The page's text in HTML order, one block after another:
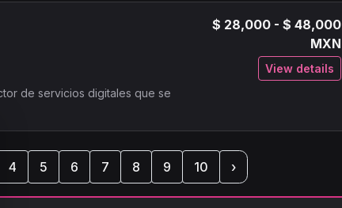
de servicios digitales que se
$ 28,000 - $ 48,000
MXN
View details
4 5 6 7 8 9 10 ›